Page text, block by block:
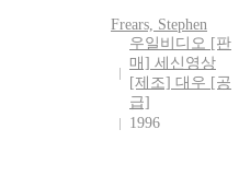
Frears, Stephen
우일비디오 [판
매] 세신영상
[제조] 대우 [공
급]
1996